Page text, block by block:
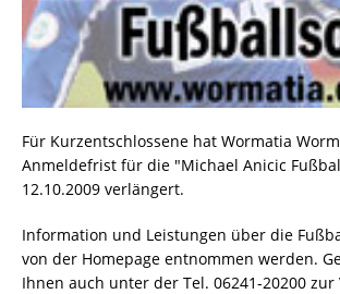
Für Kurzentschlossene hat Wormatia
Anmeldefrist für die "Michael Anicic
12.10.2009 verlängert.
Information und Leistungen über die
von der Homepage entnommen werden.
Ihnen auch unter der Tel. 06241-20200 zur